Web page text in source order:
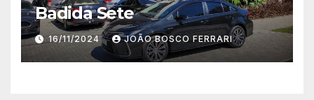
Badida Sete
16/11/2024 JOÃO BOSCO FERRARI